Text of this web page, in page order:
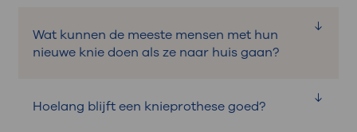
een knieprothese staat op de webpagina:
Nadenken over een knieprothese.
twijfel contact op met uw huisarts of uw
zorgverlener in OLVG.
knieprothesen van Smith&Nephew en
Wat kunnen de meeste mensen met hun
nieuwe knie doen als ze naar huis gaan?
het ziekenhuis de volgende activiteiten
Hoelang blijft een knieprothese goed?